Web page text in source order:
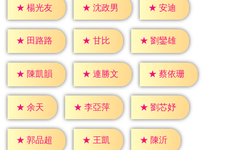
★ 楊光友 ★ 沈政男 ★ 安迪
★ 田路路 ★ 甘比 ★ 劉鑾雄
★ 陳凱韻 ★ 連勝文 ★ 蔡依珊
★ 余天 ★ 李亞萍 ★ 劉芯妤
★ 郭品超 ★ 王凱 ★ 陳沂